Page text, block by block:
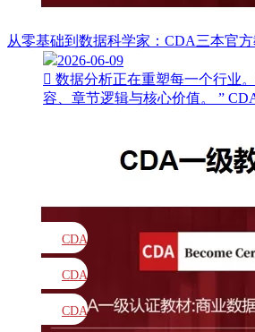
从零基础到数据科学家：CDA三本官
2026-06-09
 数据分析正在重塑每一个行业
容、章节逻辑与核心价值。 ”
CDA
教材
CDA
题库
CDA